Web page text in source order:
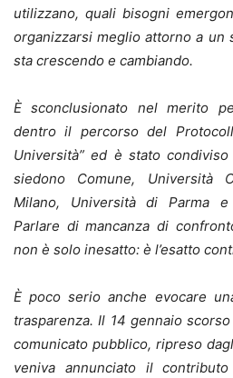
utilizzano, quali bisogni
organizzarsi meglio attorno a un
sta crescendo e cambiando.
È sconclusionato nel merito
dentro il percorso del
Università” ed è stato
siedono Comune, Università
Milano, Università di Parma e
Parlare di mancanza di
non è solo inesatto: è l’esatto
È poco serio anche evocare
trasparenza. Il 14 gennaio
comunicato pubblico, ripreso
veniva annunciato il